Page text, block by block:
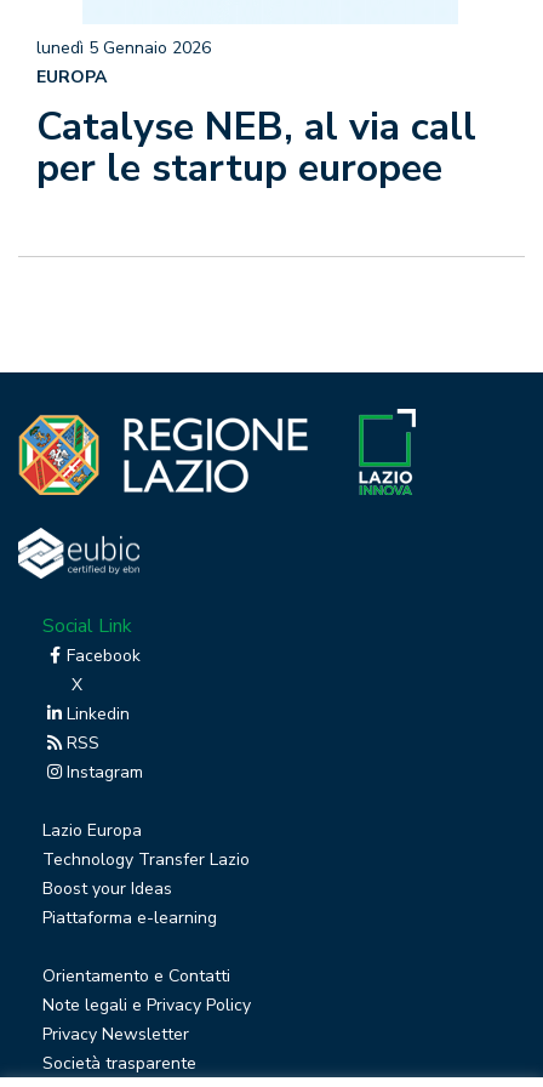
Catalyse NEB, al via call
per le startup europee
lunedì 5 Gennaio 2026
EUROPA
Social Link
Facebook
X
Linkedin
RSS
Instagram
Lazio Europa
Technology Transfer Lazio
Boost your Ideas
Piattaforma e-learning
Orientamento e Contatti
Note legali e Privacy Policy
Privacy Newsletter
Società trasparente